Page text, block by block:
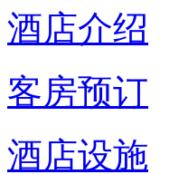
酒店介绍
客房预订
酒店设施